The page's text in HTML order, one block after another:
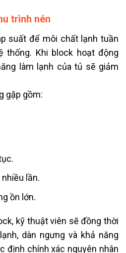
trình nén
suất để môi chất lạnh tuần
thống. Khi block hoạt động
làm lạnh của tủ sẽ giảm
gặp gồm:
lần.
ồn lớn.
kỹ thuật viên sẽ đồng thời
dàn ngưng và khả năng
định chính xác nguyên nhân